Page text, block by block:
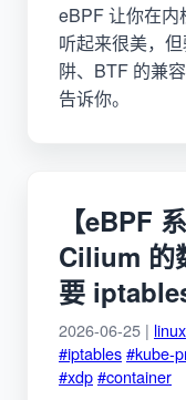
eBPF 让你在内
听起来很美，
阱、BTF 的兼
告诉你。
【eBPF
Cilium 的
要
2026-06-25 | linux
#iptables#kube-
#xdp#container